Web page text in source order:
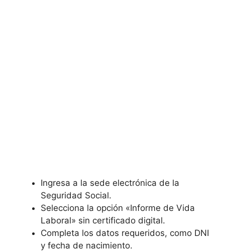
Ingresa a la sede electrónica de la
Seguridad Social.
Selecciona la opción «Informe de Vida
Laboral» sin certificado digital.
Completa los datos requeridos, como DNI
y fecha de nacimiento.